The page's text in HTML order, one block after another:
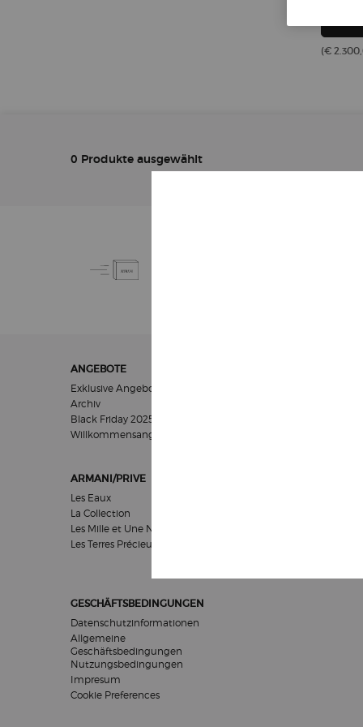
(€
0 Produkte ausgewählt
ANGEBOTE
Exklusive Angebote
Archiv
Black Friday 2025
Willkommensangebot​
ARMANI/PRIVE
Les Eaux
La Collection
Les Mille et Une Nuits
Les Terres Précieuses
GESCHÄFTSBEDINGUNGEN
Datenschutzinformationen
Allgemeine
Geschäftsbedingungen
Nutzungsbedingungen
Impresum
Cookie Preferences